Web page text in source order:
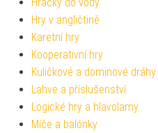
Hry v angličtině
Karetní hry
Kooperativní hry
Kuličkové a dominové dráhy
Lahve a příslušenství
Logické hry a hlavolamy
Míče a balónky